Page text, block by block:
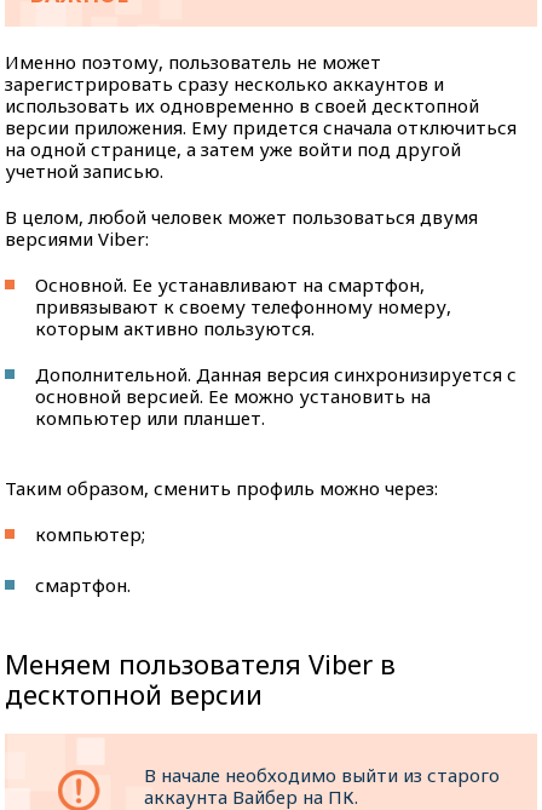
Именно поэтому, пользователь не может
зарегистрировать сразу несколько аккаунтов и
использовать их одновременно в своей десктопной
версии приложения. Ему придется сначала отключиться
на одной странице, а затем уже войти под другой
учетной записью.
В целом, любой человек может пользоваться двумя
версиями Viber:
Основной. Ее устанавливают на смартфон,
привязывают к своему телефонному номеру,
которым активно пользуются.
Дополнительной. Данная версия синхронизируется с
основной версией. Ее можно установить на
компьютер или планшет.
Таким образом, сменить профиль можно через:
компьютер;
смартфон.
Меняем пользователя Viber в
десктопной версии
В начале необходимо выйти из старого
аккаунта Вайбер на ПК.